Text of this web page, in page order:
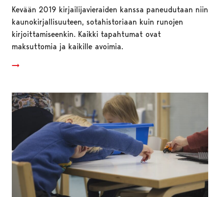
Kevään 2019 kirjailijavieraiden kanssa paneudutaan niin
kaunokirjallisuuteen, sotahistoriaan kuin runojen
kirjoittamiseenkin. Kaikki tapahtumat ovat
maksuttomia ja kaikille avoimia.